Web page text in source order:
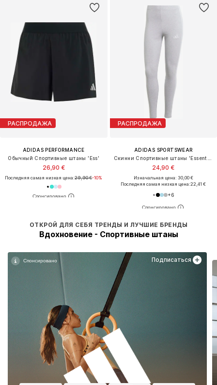
РАСПРОДАЖА
ADIDAS PERFORMANCE
Обычный Спортивные штаны 'Ess'
26,90 €
Последняя самая низкая цена:29,90 €-10%
РАСПРОДАЖА
ADIDAS SPORTSWEAR
Скинни Спортивные штаны 'Essentials'
24,90 €
Изначальная цена: 30,00 €
Последняя самая низкая цена:22,41 €
+6
ОТКРОЙ ДЛЯ СЕБЯ ТРЕНДЫ И ЛУЧШИЕ БРЕНДЫ
Вдохновение - Спортивные штаны
Подписаться